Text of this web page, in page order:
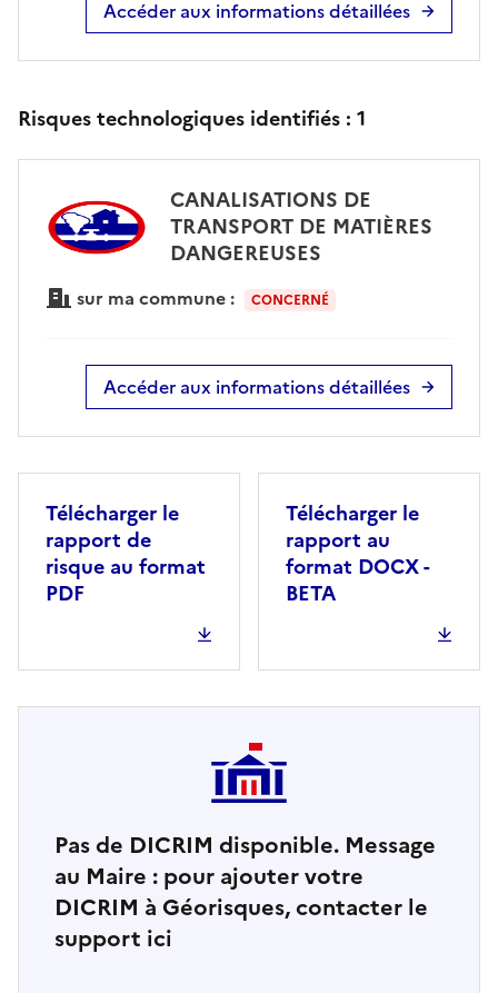
Accéder aux informations détaillées
Risques technologiques identifiés : 1
CANALISATIONS DE
TRANSPORT DE MATIÈRES
DANGEREUSES
sur ma commune : CONCERNÉ
Accéder aux informations détaillées
Télécharger le
rapport de
risque au format
PDF
Télécharger le
rapport au
format DOCX -
BETA
Pas de DICRIM disponible. Message
au Maire : pour ajouter votre
DICRIM à Géorisques, contacter le
support ici